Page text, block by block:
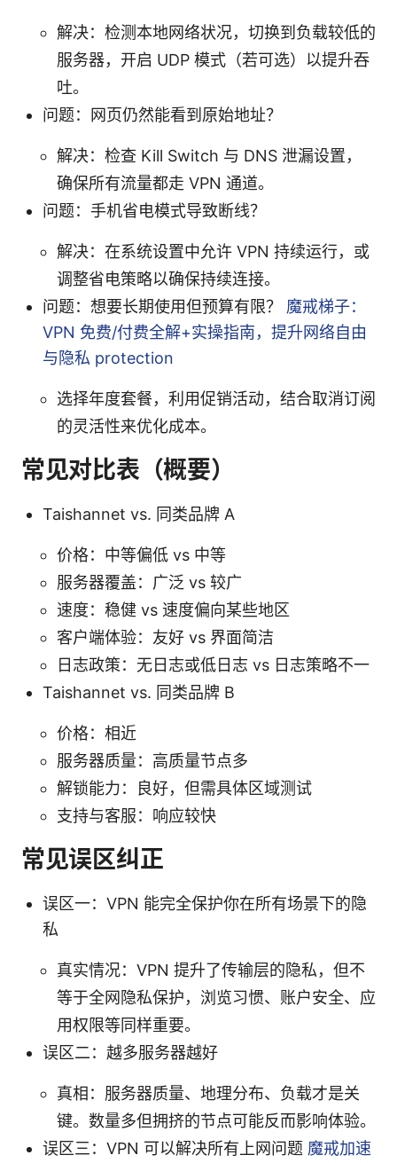
解决：检测本地网络状况，切换到负载较低的
服务器，开启 UDP 模式（若可选）以提升吞
吐。
问题：网页仍然能看到原始地址？
解决：检查 Kill Switch 与 DNS 泄漏设置，
确保所有流量都走 VPN 通道。
问题：手机省电模式导致断线？
解决：在系统设置中允许 VPN 持续运行，或
调整省电策略以确保持续连接。
问题：想要长期使用但预算有限？ 魔戒梯子：
VPN 免费/付费全解+实操指南，提升网络自由
与隐私 protection
选择年度套餐，利用促销活动，结合取消订阅
的灵活性来优化成本。
常见对比表（概要）
Taishannet vs. 同类品牌 A
价格：中等偏低 vs 中等
服务器覆盖：广泛 vs 较广
速度：稳健 vs 速度偏向某些地区
客户端体验：友好 vs 界面简洁
日志政策：无日志或低日志 vs 日志策略不一
Taishannet vs. 同类品牌 B
价格：相近
服务器质量：高质量节点多
解锁能力：良好，但需具体区域测试
支持与客服：响应较快
常见误区纠正
误区一：VPN 能完全保护你在所有场景下的隐
私
真实情况：VPN 提升了传输层的隐私，但不
等于全网隐私保护，浏览习惯、账户安全、应
用权限等同样重要。
误区二：越多服务器越好
真相：服务器质量、地理分布、负载才是关
键。数量多但拥挤的节点可能反而影响体验。
误区三：VPN 可以解决所有上网问题 魔戒加速